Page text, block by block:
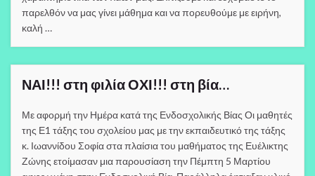
παρελθόν να μας γίνει μάθημα και να πορευθούμε με ειρήνη,
καλή …
ΝΑΙ!!! στη φιλία ΟΧΙ!!! στη βία…
Με αφορμή την Ημέρα κατά της Ενδοσχολικής Βίας Οι μαθητές
της Ε1 τάξης του σχολείου μας με την εκπαιδευτικό της τάξης
κ. Ιωαννίδου Σοφία στα πλαίσια του μαθήματος της Ευέλικτης
Ζώνης ετοίμασαν μια παρουσίαση την Πέμπτη 5 Μαρτίου